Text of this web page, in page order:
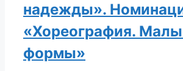
надежды».
«Хореография.
формы»